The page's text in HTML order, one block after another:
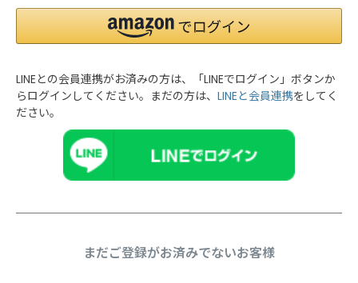
LINEとの会員連携がお済みの方は、「LINEでログイン」ボタンか
らログインしてください。まだの方は、 LINEと会員連携をしてく
ださい。
まだご登録がお済みでないお客様